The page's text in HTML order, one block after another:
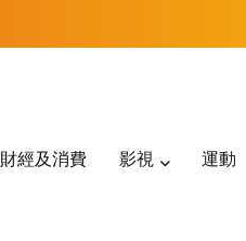
財經及消費 影視 運動